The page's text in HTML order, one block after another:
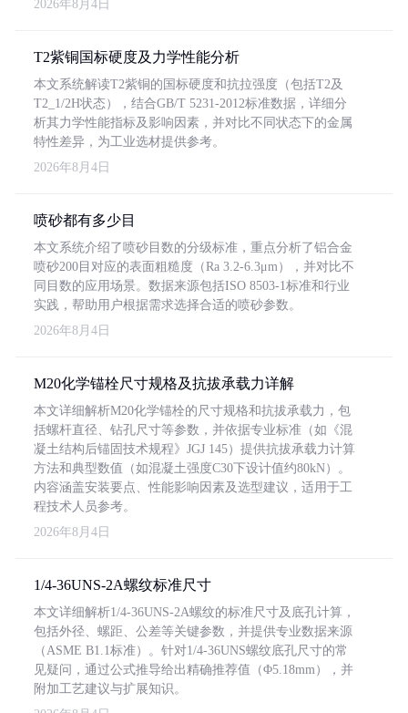
2026年8月4日
T2紫铜国标硬度及力学性能分析
本文系统解读T2紫铜的国标硬度和抗拉强度（包括T2及
T2_1/2H状态），结合GB/T 5231-2012标准数据，详细分
析其力学性能指标及影响因素，并对比不同状态下的金属
特性差异，为工业选材提供参考。
2026年8月4日
喷砂都有多少目
本文系统介绍了喷砂目数的分级标准，重点分析了铝合金
喷砂200目对应的表面粗糙度（Ra 3.2-6.3μm），并对比不
同目数的应用场景。数据来源包括ISO 8503-1标准和行业
实践，帮助用户根据需求选择合适的喷砂参数。
2026年8月4日
M20化学锚栓尺寸规格及抗拔承载力详解
本文详细解析M20化学锚栓的尺寸规格和抗拔承载力，包
括螺杆直径、钻孔尺寸等参数，并依据专业标准（如《混
凝土结构后锚固技术规程》JGJ 145）提供抗拔承载力计算
方法和典型数值（如混凝土强度C30下设计值约80kN）。
内容涵盖安装要点、性能影响因素及选型建议，适用于工
程技术人员参考。
2026年8月4日
1/4-36UNS-2A螺纹标准尺寸
本文详细解析1/4-36UNS-2A螺纹的标准尺寸及底孔计算，
包括外径、螺距、公差等关键参数，并提供专业数据来源
（ASME B1.1标准）。针对1/4-36UNS螺纹底孔尺寸的常
见疑问，通过公式推导给出精确推荐值（Φ5.18mm），并
附加工艺建议与扩展知识。